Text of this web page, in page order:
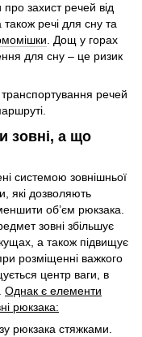
захист речей від
речі для сну та
. Дощ у горах
для сну – це ризик
речей
зовні, а що
системою зовнішньої
які дозволяють
об’єм рюкзака.
зовні збільшує
а також підвищує
розміщенні важкого
центр ваги, в
Однак є елементи
рюкзака:
рюкзака стяжками.